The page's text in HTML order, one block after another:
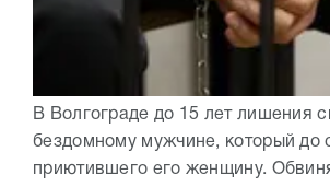
В Волгограде до 15 лет лишения
бездомному мужчине, который до
приютившего его женщину.